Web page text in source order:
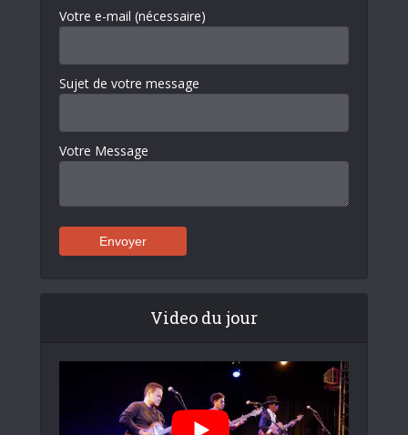
Votre e-mail (nécessaire)
Sujet de votre message
Votre Message
Video du jour